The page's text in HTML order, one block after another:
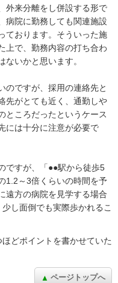
外来分離をし併設する形で
病院に勤務しても関連施設
ております。そういった施
上で、勤務内容の打ち合わ
いかと思います。
ですが、採用の連絡先と
先がとても近く、通勤しや
ところだったというケース
には十分に注意が必要で
ですが、「●●駅から徒歩5
1.2～3倍くらいの時間を予
遠方の病院を見学する場合
し面倒でも実際歩かれるこ
どポイントを書かせていた
ページトップへ